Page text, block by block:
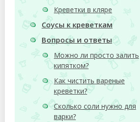
Креветки в кляре
Соусы к креветкам
Вопросы и ответы
Можно ли просто залить
кипятком?
Как чистить вареные
креветки?
Сколько соли нужно для
варки?